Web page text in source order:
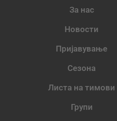
За нас
Новости
Пријавување
Сезона
Листа на тимови
Групи